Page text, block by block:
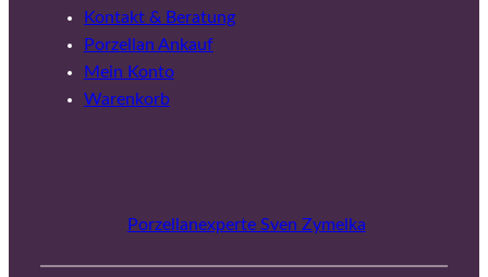
Kontakt & Beratung
Porzellan Ankauf
Mein Konto
Warenkorb
Porzellanexperte Sven Zymelka